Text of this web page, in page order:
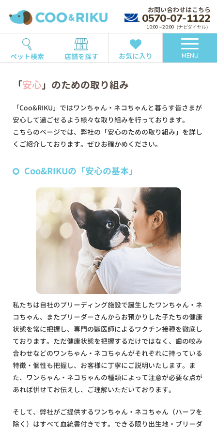
お問い合わせはこちら
0570-07-1122
10:00～20:00（ナビダイヤル）
ペット検索 店舗を探す お気に入り MENU
「安心」のための取り組み
「Coo&RIKU」ではワンちゃん・ネコちゃんと暮らす皆さまが
安心して過ごせるよう様々な取り組みを行っております。
こちらのページでは、弊社の「安心のための取り組み」を詳し
くご紹介しております。ぜひお確かめください。
Coo&RIKUの「安心の基本」
私たちは自社のブリーディング施設で誕生したワンちゃん・ネ
コちゃん、またブリーダーさんからお預かりした子たちの健康
状態を常に把握し、専門の獣医師によるワクチン接種を徹底し
ております。ただ健康状態を把握するだけではなく、歯の咬み
合わせなどのワンちゃん・ネコちゃんがそれぞれに持っている
特徴・個性も把握し、お客様に丁寧にご説明いたします。ま
た、ワンちゃん・ネコちゃんの種類によって注意が必要な点が
あれば併せてお伝えし、ご理解いただいております。
そして、弊社がご提供するワンちゃん・ネコちゃん（ハーフを
除く）はすべて血統書付きです。できる限り出生地・ブリーダ